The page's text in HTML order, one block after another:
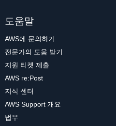
도움말
AWS에 문의하기
전문가의 도움 받기
지원 티켓 제출
AWS re:Post
지식 센터
AWS Support 개요
법무